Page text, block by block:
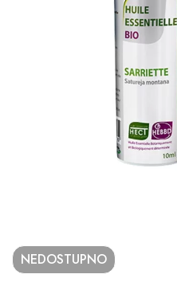
NEDOSTUPNO